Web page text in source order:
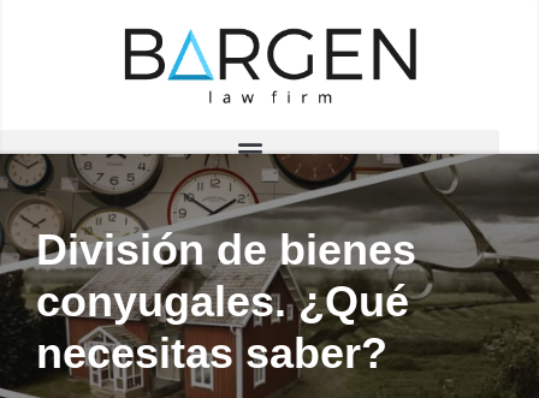
División de bienes
conyugales. ¿Qué
necesitas saber?